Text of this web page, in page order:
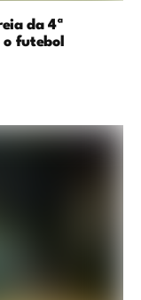
da 4ª
o futebol